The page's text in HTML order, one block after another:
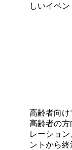
しいイベン
高齢者向け
高齢者の方
レーショ
ントから